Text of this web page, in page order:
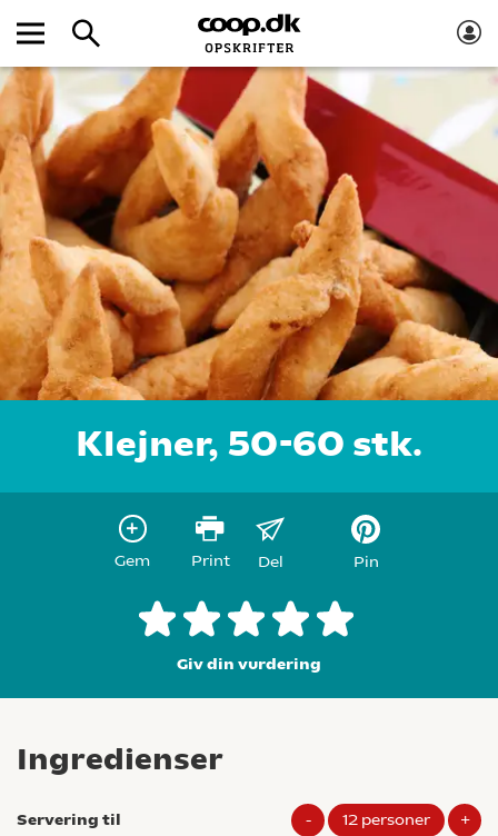
Klejner, 50-60 stk.
Gem Print Del Pin
Giv din vurdering
Ingredienser
Servering til - 12 personer +